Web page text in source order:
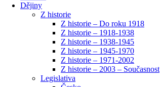
Dějiny
Z historie
Z historie – Do roku 1918
Z historie – 1918-1938
Z historie – 1938-1945
Z historie – 1945-1970
Z historie – 1971-2002
Z historie – 2003 – Současnost
Legislativa